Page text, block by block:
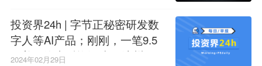
投资界24h | 字节正秘密研发数
字人等AI产品；刚刚，一笔9.5
亿美元汽车融资诞生；漳州落
2024年02月29日